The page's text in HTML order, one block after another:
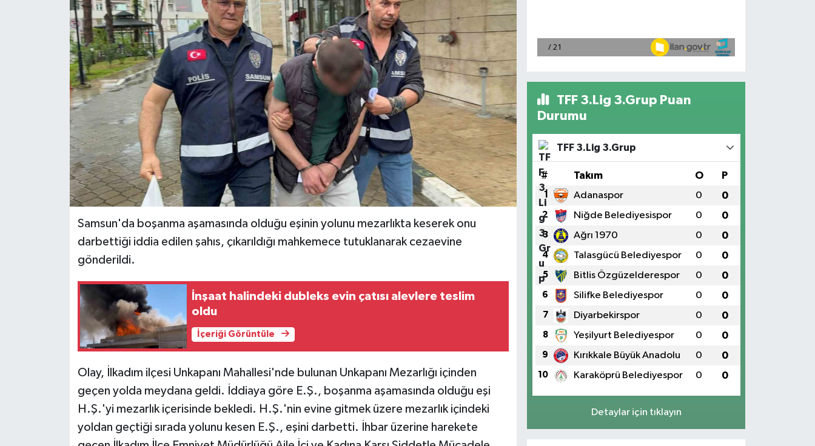
Samsun'da boşanma aşamasında olduğu eşinin yolunu mezarlıkta keserek onu
darbettiği iddia edilen şahıs, çıkarıldığı mahkemece tutuklanarak cezaevine
gönderildi.
İnşaat halindeki dubleks evin çatısı alevlere teslim
oldu
İçeriği Görüntüle
Olay, İlkadım ilçesi Unkapanı Mahallesi'nde bulunan Unkapanı Mezarlığı içinden
geçen yolda meydana geldi. İddiaya göre E.Ş., boşanma aşamasında olduğu eşi
H.Ş.'yi mezarlık içerisinde bekledi. H.Ş.'nin evine gitmek üzere mezarlık içindeki
yoldan geçtiği sırada yolunu kesen E.Ş., eşini darbetti. İhbar üzerine harekete
TFF 3.Lig 3.Grup Puan
Durumu
TFF 3.Lig 3.Grup
# Takım O P
1 Adanaspor 0 0
2 Niğde Belediyesispor 0 0
3 Ağrı 1970 0 0
4 Talasgücü Belediyespor 0 0
5 Bitlis Özgüzelderespor 0 0
6 Silifke Belediyespor 0 0
7 Diyarbekirspor 0 0
8 Yeşilyurt Belediyespor 0 0
9 Kırıkkale Büyük Anadolu 0 0
10 Karaköprü Belediyespor 0 0
Detaylar için tıklayın
Ekonomi
Tokat Haber